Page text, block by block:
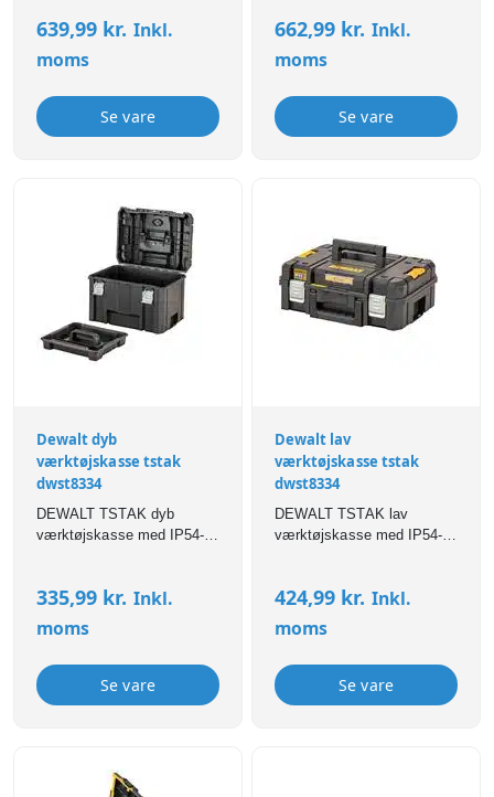
639,99 kr. Inkl.
moms
Se vare
662,99 kr. Inkl.
moms
Se vare
Dewalt dyb
værktøjskasse tstak
dwst8334
DEWALT TSTAK dyb
værktøjskasse med IP54-
kapacitet til sikker
335,99 kr. Inkl.
moms
Se vare
Dewalt lav
værktøjskasse tstak
dwst8334
DEWALT TSTAK lav
værktøjskasse med IP54-
opbevaring af værktøj og
424,99 kr. Inkl.
moms
Se vare